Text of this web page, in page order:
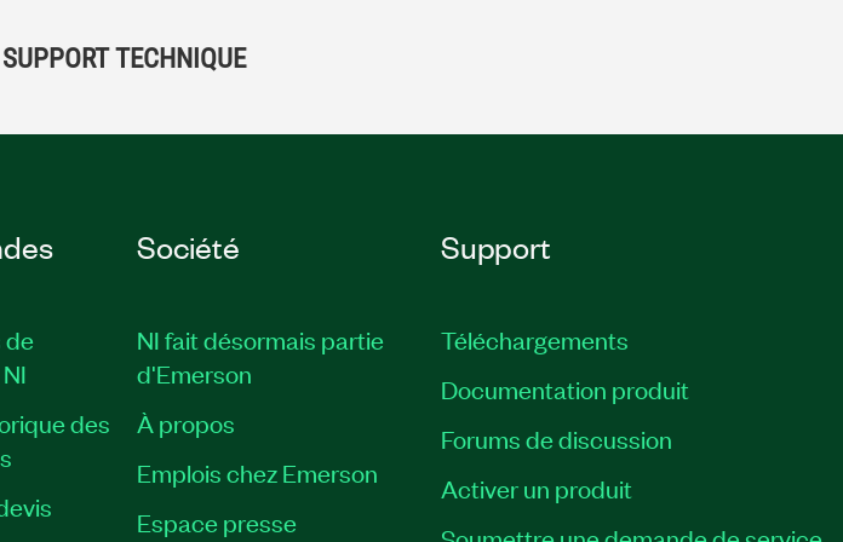
TECHNIQUE
de
des
Société
NI fait désormais partie
d'Emerson
À propos
Emplois chez Emerson
Espace presse
Support
Téléchargements
Documentation produit
Forums de discussion
Activer un produit